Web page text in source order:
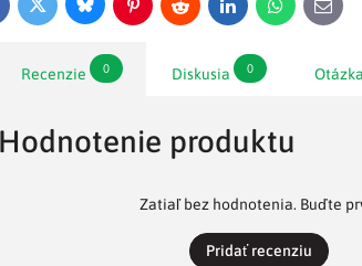
TwitterBlueskyPinterestRedditLinkedInWhatsApp
E-
mail
Recenzie 0 Diskusia 0
Hodnotenie produktu
Zatiaľ bez hodnotenia. Buďte
Pridať recenziu